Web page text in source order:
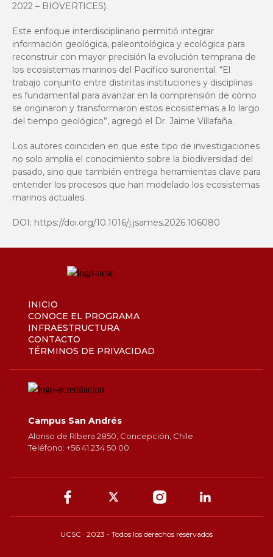
2022 – BIOVERTICES).
Este enfoque interdisciplinario permitió integrar
información geológica, paleontológica y ecológica para
reconstruir con mayor precisión la evolución temprana de
los ecosistemas marinos del Pacífico suroriental. “El
trabajo conjunto entre distintas instituciones y disciplinas
es fundamental para avanzar en la comprensión de cómo
se originaron y transformaron estos ecosistemas a lo largo
del tiempo geológico”, agregó el Dr. Jaime Villafaña.
Los autores coinciden en que este tipo de investigaciones
no solo amplía el conocimiento sobre la biodiversidad del
pasado, sino que también entrega herramientas clave para
entender los procesos que han modelado los ecosistemas
marinos actuales.
DOI: https://doi.org/10.1016/j.jsames.2026.106080
INICIO
CONOCE EL PROGRAMA
INFRAESTRUCTURA
CONTACTO
TÉRMINOS DE PRIVACIDAD
Campus San Andrés
Alonso de Ribera 2850, Concepción, Chile
Teléfono: +56 41 234 50 00
UCSC · 2023 - Todos los derechos reservados